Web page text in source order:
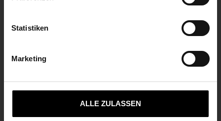
Statistiken
Marketing
ALLE ZULASSEN
< 10 W
CONDITIONS ENVIRONNEMENTALES
Degré de protection